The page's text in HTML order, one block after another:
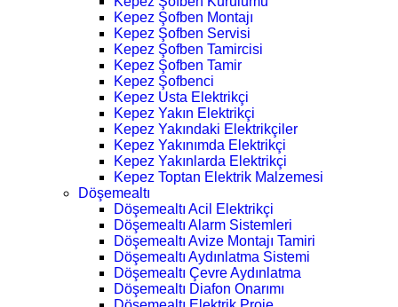
Kepez Şofben Montajı
Kepez Şofben Servisi
Kepez Şofben Tamircisi
Kepez Şofben Tamir
Kepez Şofbenci
Kepez Usta Elektrikçi
Kepez Yakın Elektrikçi
Kepez Yakındaki Elektrikçiler
Kepez Yakınımda Elektrikçi
Kepez Yakınlarda Elektrikçi
Kepez Toptan Elektrik Malzemesi
Döşemealtı
Döşemealtı Acil Elektrikçi
Döşemealtı Alarm Sistemleri
Döşemealtı Avize Montajı Tamiri
Döşemealtı Aydınlatma Sistemi
Döşemealtı Çevre Aydınlatma
Döşemealtı Diafon Onarımı